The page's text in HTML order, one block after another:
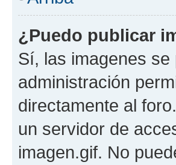
¿Puedo publicar
Sí, las imagenes
administración
directamente al
un servidor de
imagen.gif. No